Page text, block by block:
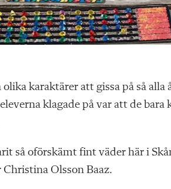
karaktärer att gissa på så alla
klagade på var att de bara
så oförskämt fint väder här i
Olsson Baaz.